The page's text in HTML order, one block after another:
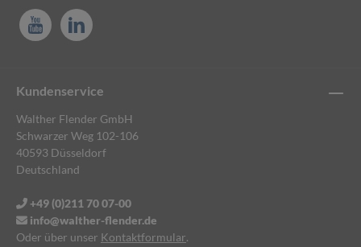
Kundenservice
Walther Flender GmbH
Schwarzer Weg 102-106
40593 Düsseldorf
Deutschland
+49 (0)211 70 07-00
info@walther-flender.de
Oder über unser Kontaktformular.